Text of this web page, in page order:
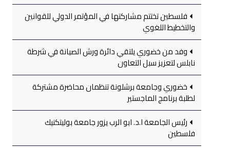
فلسطين تختتم مشاركتها في المؤتمر الدولي للقوانين
والتخطيط اللغوي
وفد من خضوري يلتقي دائرة ورش الصيانة في شرطة
نابلس لتعزيز سبل التعاون
خضوري وجامعة برشلونة تنظمان محاضرة مشتركة
لطلبة برنامج الماجستير
رئيس الجامعة ا.د. ابو الرب يزور جامعة بوليتكنيك
فلسطين